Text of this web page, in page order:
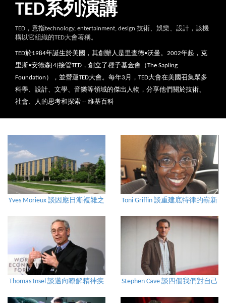
TED系列演講
TED，意指technology, entertainment, design 技術、娛樂、設計，該機
構以它組織的TED大會著稱。
TED於1984年誕生於美國，其創辦人是里查德•沃曼。2002年起，克
里斯•安德森[4]接管TED，創立了種子基金會（The Sapling
Foundation），並營運TED大會。每年3月，TED大會在美國召集眾多
科學、設計、文學、音樂等領域的傑出人物，分享他們關於技術、
社會、人的思考和探索 -- 維基百科
Yves Morieux 談因應日漸複雜之
Toni Griffin 談重建底特律的嶄新
Thomas Insel 談邁向瞭解精神疾
Stephen Cave 談四個我們對自己